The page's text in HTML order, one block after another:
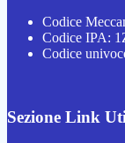
Codice
Codice IPA:
Codice
Sezione Link